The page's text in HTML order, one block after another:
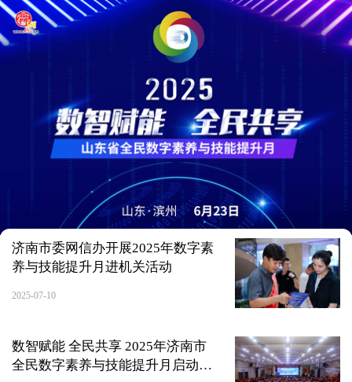
济南市委网信办开展2025年数字素
养与技能提升月进机关活动
2025-07-10
数智赋能 全民共享 2025年济南市
全民数字素养与技能提升月启动仪